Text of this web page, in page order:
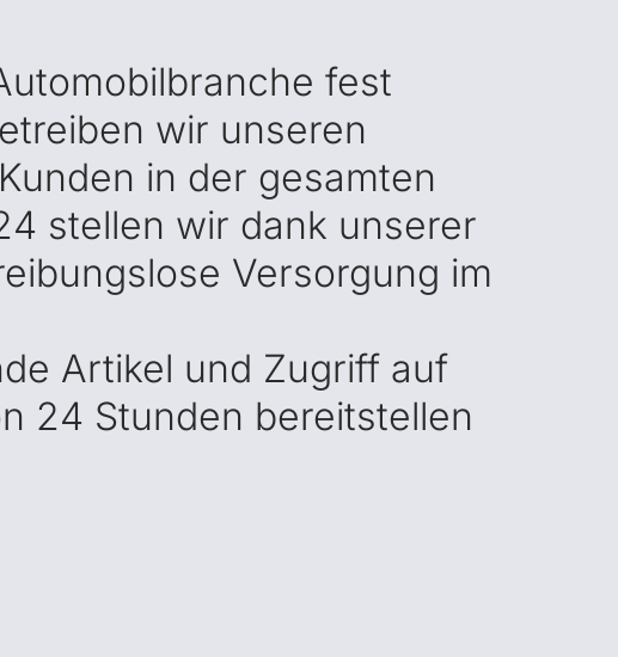
fest
wir unseren
in der gesamten
stellen wir dank unserer
Versorgung im
Artikel und Zugriff auf
24 Stunden bereitstellen